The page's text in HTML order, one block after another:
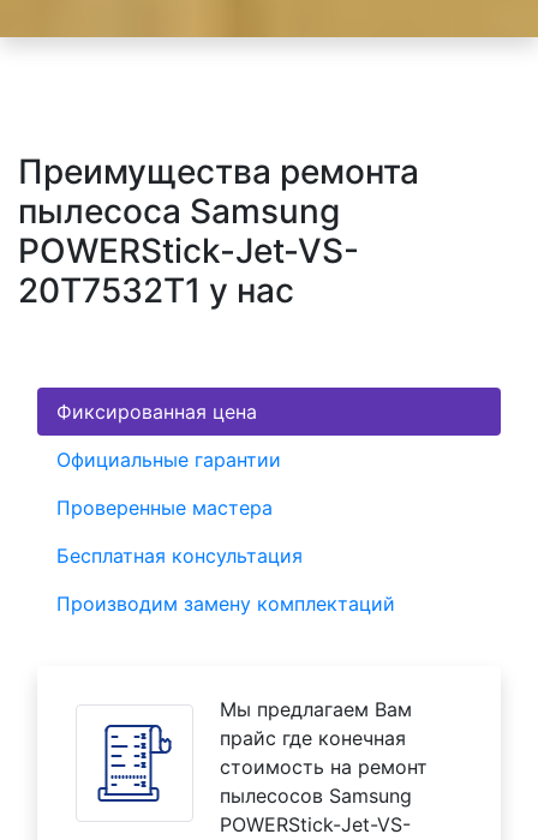
Преимущества ремонта
пылесоса Samsung
POWERStick-Jet-VS-
20T7532T1 у нас
Фиксированная цена
Официальные гарантии
Проверенные мастера
Бесплатная консультация
Производим замену комплектаций
Мы предлагаем Вам
прайс где конечная
стоимость на ремонт
пылесосов Samsung
POWERStick-Jet-VS-